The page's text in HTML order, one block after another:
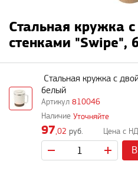
Стальная кружка
стенками "Swipe",
810046
Стальная кружка с
белый
Уточняйте
97,02 руб.